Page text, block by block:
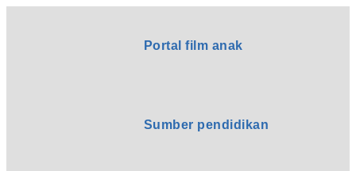
Portal film anak
Sumber pendidikan